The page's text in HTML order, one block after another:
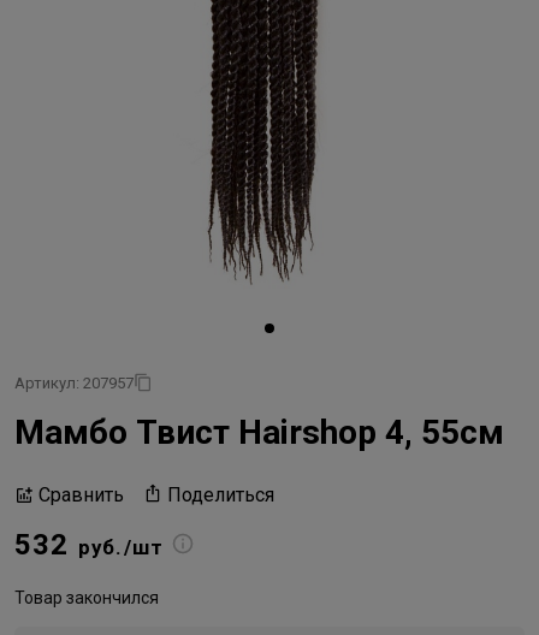
Артикул: 207957
Мамбо Твист Hairshop 4, 55см
Сравнить Поделиться
532 руб./шт
Товар закончился